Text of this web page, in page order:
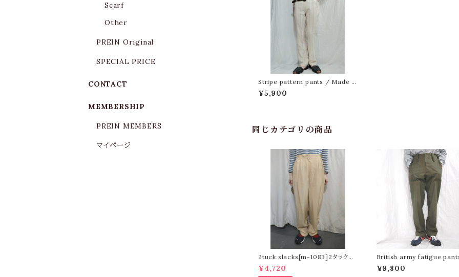
Stripe pattern pants / Made in
Romania[m-1094]ルーマニア製
ストライプ柄パンツ
¥5,900
同じカテゴリの商品
2tuck slacks[m-1083]2タックス
ラックス
¥4,720
British army fatigue
79 [l-327]イギリス軍ファテ
パンツ
¥9,800
Scarf
Other
PREIN Original
SPECIAL PRICE
CONTACT
MEMBERSHIP
PREIN MEMBERS
マイページ